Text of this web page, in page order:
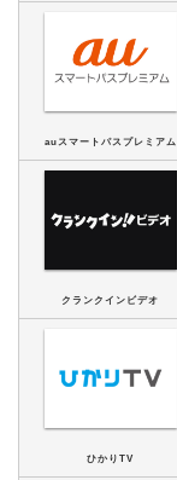
auスマートパスプレミアム
クランクインビデオ
ひかりTV